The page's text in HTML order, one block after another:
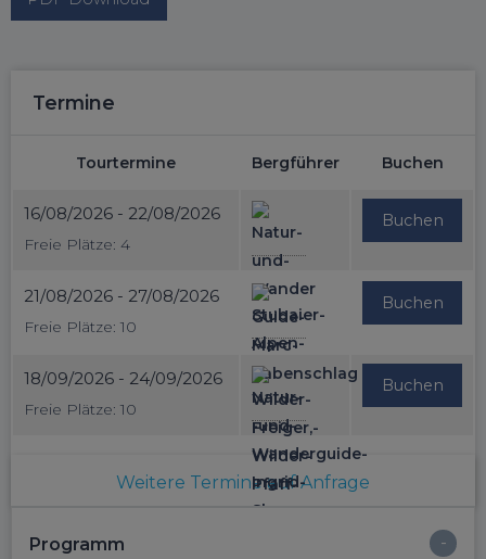
Termine
Tourtermine Bergführer Buchen
16/08/2026 - 22/08/2026
Freie Plätze: 4
Buchen
21/08/2026 - 27/08/2026
Freie Plätze: 10
Buchen
18/09/2026 - 24/09/2026
Freie Plätze: 10
Buchen
Weitere Termine auf Anfrage
Programm